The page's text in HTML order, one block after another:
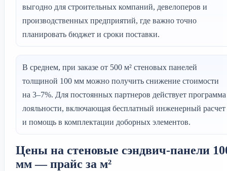
выгодно для строительных компаний, девелоперов и
производственных предприятий, где важно точно
планировать бюджет и сроки поставки.
В среднем, при заказе от 500 м² стеновых панелей
толщиной 100 мм можно получить снижение стоимости
на 3–7%. Для постоянных партнеров действует программа
лояльности, включающая бесплатный инженерный расчет
и помощь в комплектации доборных элементов.
Цены на стеновые сэндвич-панели
мм — прайс за м²